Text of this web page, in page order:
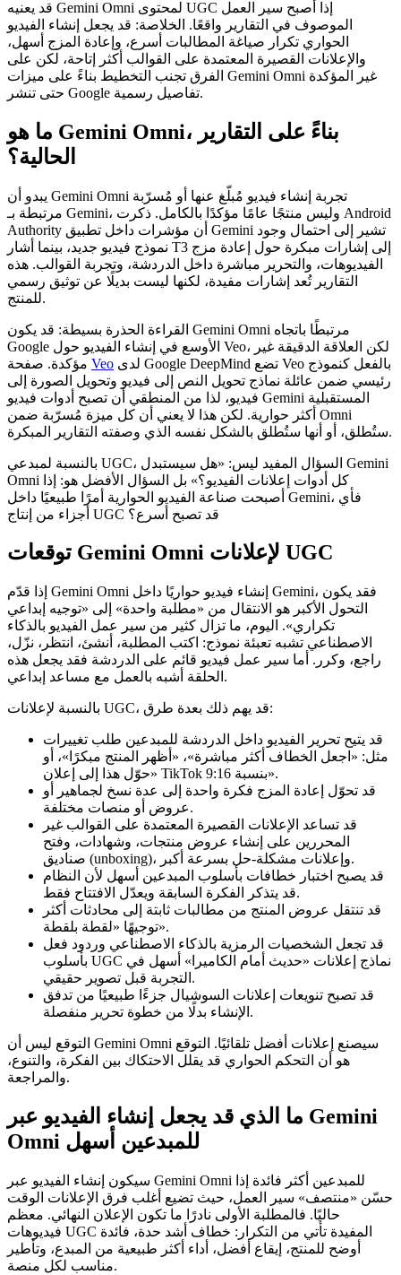
قد يعنيه Gemini Omni لمحتوى UGC إذا أصبح سير العمل
الموصوف في التقارير واقعًا. الخلاصة: قد يجعل إنشاء الفيديو
الحواري تكرار صياغة المطالبات أسرع، وإعادة المزج أسهل،
والإعلانات القصيرة المعتمدة على القوالب أكثر إتاحة، لكن على
الفرق تجنب التخطيط بناءً على ميزات Gemini Omni غير المؤكدة
حتى تنشر Google تفاصيل رسمية.
ما هو Gemini Omni، بناءً على التقارير
الحالية؟
يبدو أن Gemini Omni تجربة إنشاء فيديو مُبلّغ عنها أو مُسرّبة
مرتبطة بـ Gemini، وليس منتجًا عامًا مؤكدًا بالكامل. ذكرت Android
Authority أن مؤشرات داخل تطبيق Gemini تشير إلى احتمال وجود
نموذج فيديو جديد، بينما أشار T3 إلى إشارات مبكرة حول إعادة مزج
الفيديوهات، والتحرير مباشرة داخل الدردشة، وتجربة القوالب. هذه
التقارير تُعد إشارات مفيدة، لكنها ليست بديلًا عن توثيق رسمي
للمنتج.
القراءة الحذرة بسيطة: قد يكون Gemini Omni مرتبطًا باتجاه
Google الأوسع في إنشاء الفيديو حول Veo، لكن العلاقة الدقيقة غير
Veo
رئيسي ضمن عائلة نماذج تحويل النص إلى فيديو وتحويل الصورة إلى
فيديو، لذا من المنطقي أن تصبح أدوات فيديو Gemini المستقبلية
أكثر حوارية. لكن هذا لا يعني أن كل ميزة مُسرّبة ضمن Omni
ستُطلق، أو أنها ستُطلق بالشكل نفسه الذي وصفته التقارير المبكرة.
بالنسبة لمبدعي UGC، السؤال المفيد ليس: «هل سيستبدل Gemini
Omni كل أدوات إعلانات الفيديو؟» بل السؤال الأفضل هو: إذا
أصبحت صناعة الفيديو الحوارية أمرًا طبيعيًا داخل Gemini، فأي
أجزاء من إنتاج UGC قد تصبح أسرع؟
توقعات Gemini Omni لإعلانات UGC
إذا قدّم Gemini Omni إنشاء فيديو حواريًا داخل Gemini، فقد يكون
التحول الأكبر هو الانتقال من «مطلبة واحدة» إلى «توجيه إبداعي
تكراري». اليوم، ما تزال كثير من سير عمل الفيديو بالذكاء
الاصطناعي تشبه تعبئة نموذج: اكتب المطلبة، أنشئ، انتظر، نزّل،
راجع، وكرر. أما سير عمل فيديو قائم على الدردشة فقد يجعل هذه
الحلقة أشبه بالعمل مع مساعد إبداعي.
بالنسبة لإعلانات UGC، قد يهم ذلك بعدة طرق:
قد يتيح تحرير الفيديو داخل الدردشة للمبدعين طلب تغييرات
مثل: «اجعل الخطاف أكثر مباشرة»، «أظهر المنتج مبكرًا»، أو
«حوّل هذا إلى إعلان TikTok بنسبة 9:16».
قد تحوّل إعادة المزج فكرة واحدة إلى عدة نسخ لجماهير أو
عروض أو منصات مختلفة.
قد تساعد الإعلانات القصيرة المعتمدة على القوالب غير
المحررين على إنشاء عروض منتجات، وشهادات، وفتح
صناديق (unboxing)، وإعلانات مشكلة-حل بسرعة أكبر.
قد يصبح اختبار خطافات بأسلوب المبدعين أسهل لأن النظام
قد يتذكر الفكرة السابقة ويعدّل الافتتاح فقط.
قد تنتقل عروض المنتج من مطالبات ثابتة إلى محادثات أكثر
توجيهًا «لقطة بلقطة».
قد تجعل الشخصيات الرمزية بالذكاء الاصطناعي وردود فعل
بأسلوب UGC نماذج إعلانات «حديث أمام الكاميرا» أسهل في
التجربة قبل تصوير حقيقي.
قد تصبح تنويعات إعلانات السوشيال جزءًا طبيعيًا من تدفق
الإنشاء بدلًا من خطوة تحرير منفصلة.
التوقع ليس أن Gemini Omni سيصنع إعلانات أفضل تلقائيًا. التوقع
هو أن التحكم الحواري قد يقلل الاحتكاك بين الفكرة، والتنوع،
والمراجعة.
ما الذي قد يجعل إنشاء الفيديو عبر Gemini
Omni للمبدعين أسهل
سيكون إنشاء الفيديو عبر Gemini Omni للمبدعين أكثر فائدة إذا
حسّن «منتصف» سير العمل، حيث تضيع أغلب فرق الإعلانات الوقت
حاليًا. فالمطلبة الأولى نادرًا ما تكون الإعلان النهائي. معظم
فيديوهات UGC المفيدة تأتي من التكرار: خطاف أشد حدة، فائدة
أوضح للمنتج، إيقاع أفضل، أداء أكثر طبيعية من المبدع، وتأطير
مناسب لكل منصة.